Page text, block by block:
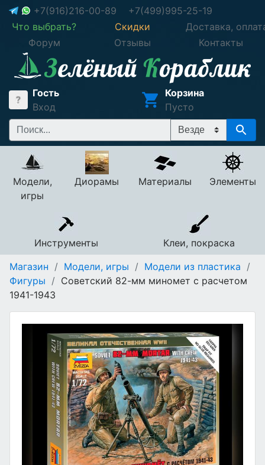
+7(916)216-00-89
+7(499)995-25-19
Что выбрать?
Скидки
Доставка,
Форум
Отзывы Контакты
Гость
Вход
Корзина
Пусто
Модели,
игры
Диорамы Материалы Элементы
Инструменты
Клеи, покраска
Магазин / Модели, игры / Модели из пластика /
Фигуры / Советский 82-мм миномет с расчетом
1941-1943